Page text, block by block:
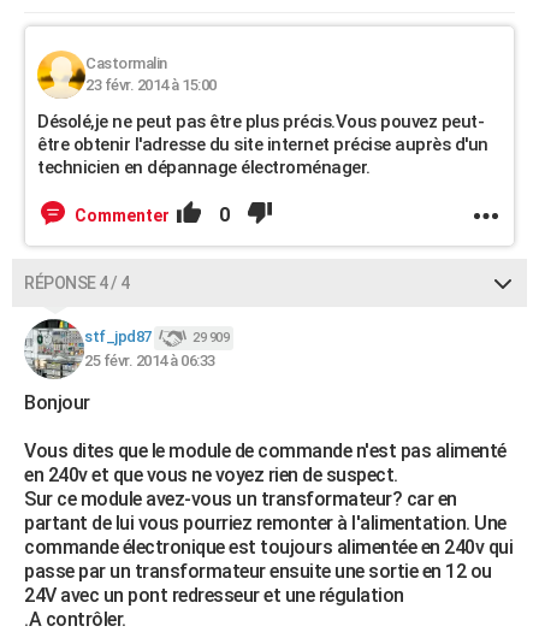
Castormalin
23 févr. 2014 à 15:00
Désolé,je ne peut pas être plus précis.Vous pouvez peut-
être obtenir l'adresse du site internet précise auprès d'un
technicien en dépannage électroménager.
Commenter 0
RÉPONSE 4 / 4
stf_jpd87 29 909
25 févr. 2014 à 06:33
Bonjour
Vous dites que le module de commande n'est pas alimenté
en 240v et que vous ne voyez rien de suspect.
Sur ce module avez-vous un transformateur? car en
partant de lui vous pourriez remonter à l'alimentation. Une
commande électronique est toujours alimentée en 240v qui
passe par un transformateur ensuite une sortie en 12 ou
24V avec un pont redresseur et une régulation
.A contrôler.